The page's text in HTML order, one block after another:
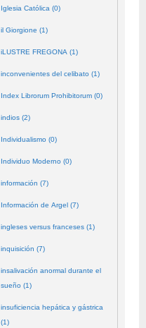
Iglesia Católica (0)
il Giorgione (1)
iLUSTRE FREGONA (1)
inconvenientes del celibato (1)
Index Librorum Prohibitorum (0)
indios (2)
Individualismo (0)
Individuo Moderno (0)
información (7)
Información de Argel (7)
ingleses versus franceses (1)
inquisición (7)
insalivación anormal durante el
sueño (1)
insuficiencia hepática y gástrica
(1)